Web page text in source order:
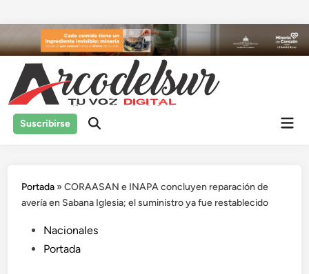
al
contenido
Suscribirse
Portada »CORAASAN e INAPA concluyen reparación de
avería en Sabana Iglesia; el suministro ya fue restablecido
Publicado
en
Nacionales
Portada